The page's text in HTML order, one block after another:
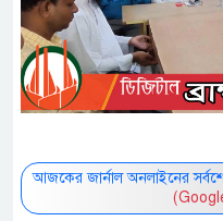
আজকের জার্নাল অনলাইনের